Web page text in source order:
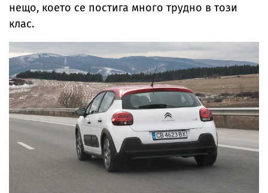
нещо, което се постига много трудно в този
клас.